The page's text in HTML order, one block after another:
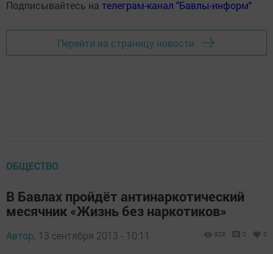
Подписывайтесь на телеграм-канал "Бавлы-информ"
Перейти на страницу новости
ОБЩЕСТВО
В Бавлах пройдёт антинаркотический
месячник «Жизнь без наркотиков»
Автор, 13 сентября 2013 - 10:11 829 0 0